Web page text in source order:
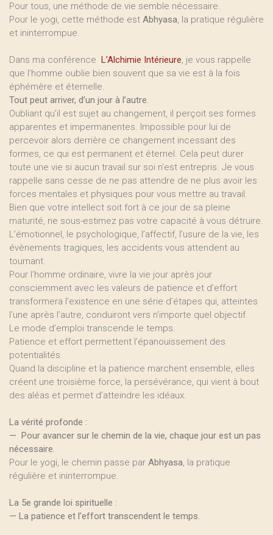
Pour tous, une méthode de vie semble nécessaire.
Pour le yogi, cette méthode est Abhyasa, la pratique régulière
et ininterrompue.
Dans ma conférence L’Alchimie Intérieure, je vous rappelle
que l’homme oublie bien souvent que sa vie est à la fois
éphémère et éternelle.
Tout peut arriver, d’un jour à l’autre.
Oubliant qu’il est sujet au changement, il perçoit ses formes
apparentes et impermanentes. Impossible pour lui de
percevoir alors derrière ce changement incessant des
formes, ce qui est permanent et éternel. Cela peut durer
toute une vie si aucun travail sur soi n’est entrepris. Je vous
rappelle sans cesse de ne pas attendre de ne plus avoir les
forces mentales et physiques pour vous mettre au travail.
Bien que votre intellect soit fort à ce jour de sa pleine
maturité, ne sous-estimez pas votre capacité à vous détruire.
L’émotionnel, le psychologique, l’affectif, l’usure de la vie, les
évènements tragiques, les accidents vous attendent au
tournant.
Pour l’homme ordinaire, vivre la vie jour après jour
consciemment avec les valeurs de patience et d’effort
transformera l’existence en une série d’étapes qui, atteintes
l’une après l’autre, conduiront vers n’importe quel objectif.
Le mode d’emploi transcende le temps.
Patience et effort permettent l’épanouissement des
potentialités.
Quand la discipline et la patience marchent ensemble, elles
créent une troisième force, la persévérance, qui vient à bout
des aléas et permet d’atteindre les idéaux.
La vérité profonde :
— Pour avancer sur le chemin de la vie, chaque jour est un pas
nécessaire.
Pour le yogi, le chemin passe par Abhyasa, la pratique
régulière et ininterrompue.
La 5e grande loi spirituelle :
— La patience et l’effort transcendent le temps.